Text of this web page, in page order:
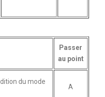
Passer
au point
du mode
A